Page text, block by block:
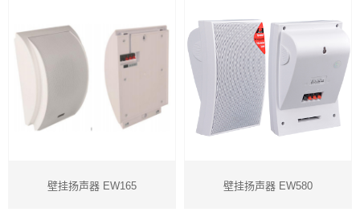
壁挂扬声器 EW165 壁挂扬声器 EW580